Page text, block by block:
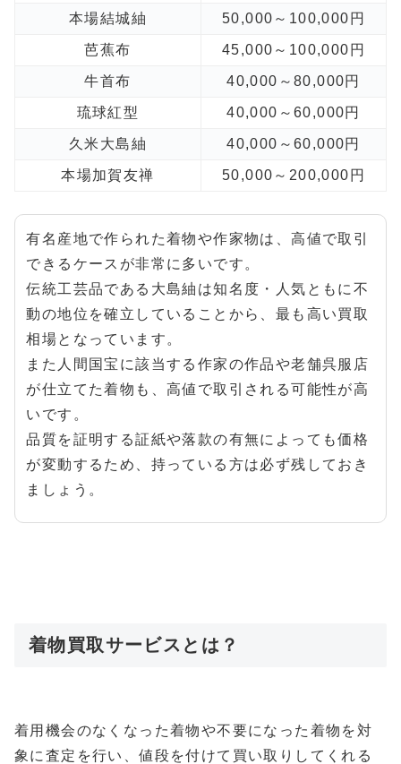
本場結城紬 50,000～100,000円
芭蕉布 45,000～100,000円
牛首布 40,000～80,000円
琉球紅型 40,000～60,000円
久米大島紬 40,000～60,000円
本場加賀友禅 50,000～200,000円
有名産地で作られた着物や作家物は、高値で取引
できるケースが非常に多いです。
伝統工芸品である大島紬は知名度・人気ともに不
動の地位を確立していることから、最も高い買取
相場となっています。
また人間国宝に該当する作家の作品や老舗呉服店
が仕立てた着物も、高値で取引される可能性が高
いです。
品質を証明する証紙や落款の有無によっても価格
が変動するため、持っている方は必ず残しておき
ましょう。
着物買取サービスとは？
着用機会のなくなった着物や不要になった着物を対
象に査定を行い、値段を付けて買い取りしてくれる